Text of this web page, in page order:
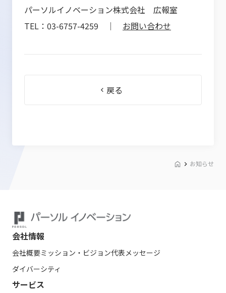
パーソルイノベーション株式会社 広報室
TEL：03-6757-4259 ｜ お問い合わせ
戻る
お知らせ
会社情報
会社概要ミッション・ビジョン代表メッセージ
ダイバーシティ
サービス